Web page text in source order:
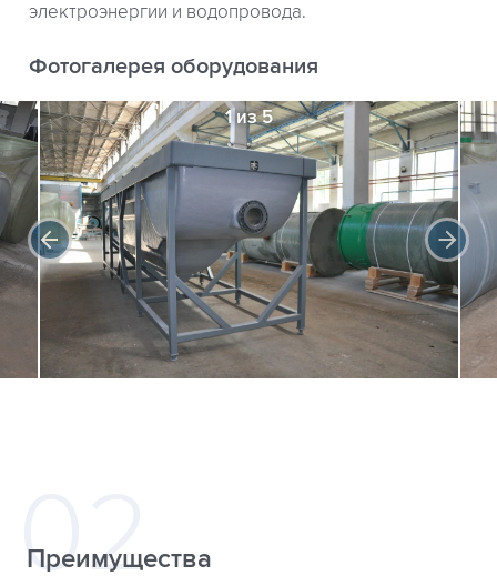
электроэнергии и водопровода.
Фотогалерея оборудования
1 из 5
Преимущества